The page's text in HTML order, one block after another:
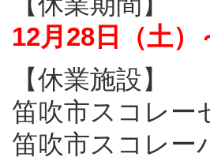
12月28日（土）
【休業施設】
笛吹市スコレー
笛吹市スコレー